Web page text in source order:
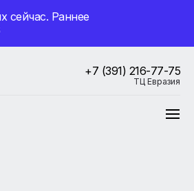
сейчас. Раннее
+7 (391) 216-77-75
ТЦ Евразия